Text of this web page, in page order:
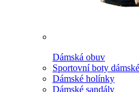
Dámská obuv
Sportovní boty dámské
Dámské holínky
Dámské sandály